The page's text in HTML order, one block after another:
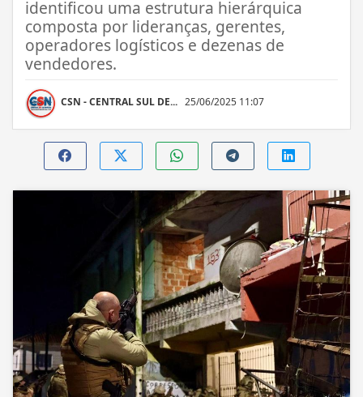
identificou uma estrutura hierárquica
composta por lideranças, gerentes,
operadores logísticos e dezenas de
vendedores.
CSN - CENTRAL SUL DE... 25/06/2025 11:07